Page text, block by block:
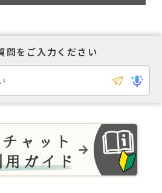
問をご入力ください